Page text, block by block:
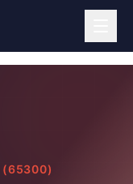
(65300)